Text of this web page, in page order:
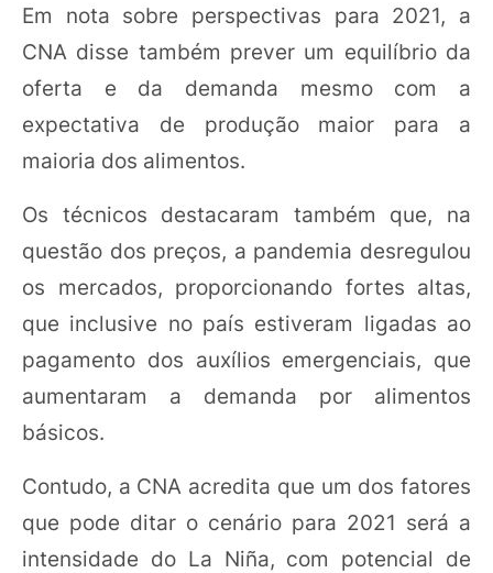
Em nota sobre perspectivas para 2021, a
CNA disse também prever um equilíbrio da
oferta e da demanda mesmo com a
expectativa de produção maior para a
maioria dos alimentos.
Os técnicos destacaram também que, na
questão dos preços, a pandemia desregulou
os mercados, proporcionando fortes altas,
que inclusive no país estiveram ligadas ao
pagamento dos auxílios emergenciais, que
aumentaram a demanda por alimentos
básicos.
Contudo, a CNA acredita que um dos fatores
que pode ditar o cenário para 2021 será a
intensidade do La Niña, com potencial de